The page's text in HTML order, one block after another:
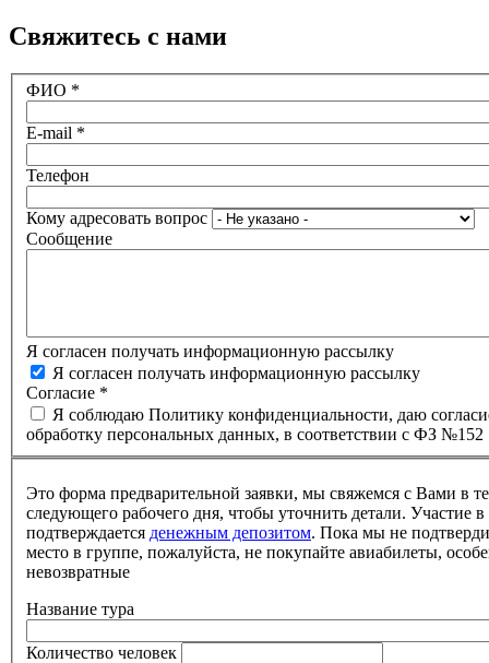
Свяжитесь с нами
ФИО *
E-mail *
Телефон
Кому адресовать вопрос
Сообщение
Я согласен получать информационную рассылку
Я согласен получать информационную рассылку
Согласие *
Я соблюдаю Политику конфиденциальности, даю
обработку персональных данных, в соответствии с ФЗ №152
Это форма предварительной заявки, мы свяжемся с Вами в
следующего рабочего дня, чтобы уточнить детали. Участие в
подтверждается денежным депозитом. Пока мы не
место в группе, пожалуйста, не покупайте авиабилеты,
невозвратные
Название тура
Количество человек